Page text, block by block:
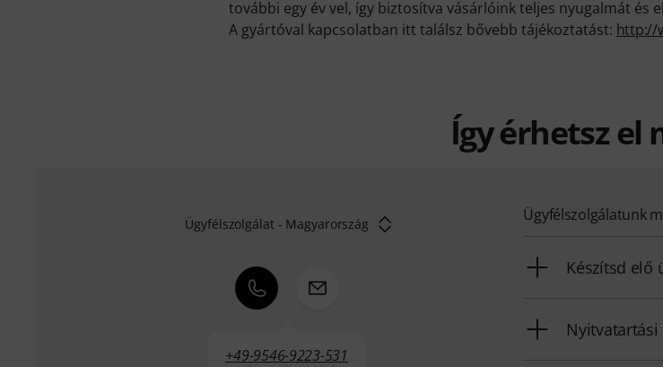
további egy év vel, így biztosítva vásárlóink teljes nyugalmát és
A gyártóval kapcsolatban itt találsz bővebb tájékoztatást: http://
Így érhetsz el
Ügyfélszolgálat - Magyarország
+49-9546-9223-531
Ügyfélszolgálatunk
Készítsd elő
Nyitvatartási